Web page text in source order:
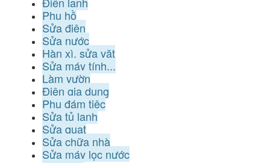
Phụ hồ
Sửa điện
Sửa nước
Hàn xì, sửa vặt
Sửa máy tính...
Làm vườn
Điện gia dụng
Phụ đám tiệc
Sửa tủ lạnh
Sửa quạt
Sửa chữa nhà
Sửa máy lọc nước